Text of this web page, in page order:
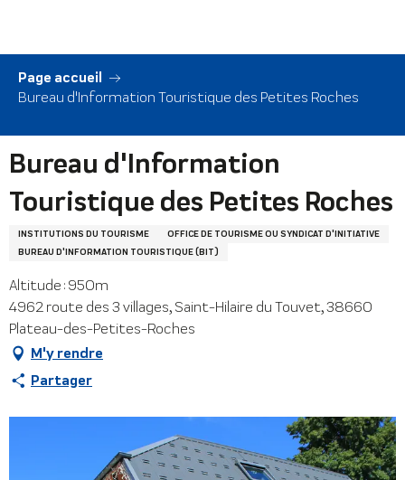
contenu
principal
Page accueil
Bureau d'Information Touristique des Petites Roches
Bureau d'Information
Touristique des Petites Roches
INSTITUTIONS DU TOURISME
OFFICE DE TOURISME OU SYNDICAT D'INITIATIVE
BUREAU D'INFORMATION TOURISTIQUE (BIT)
Altitude : 950m
4962 route des 3 villages, Saint-Hilaire du Touvet, 38660
Plateau-des-Petites-Roches
M'y rendre
Partager